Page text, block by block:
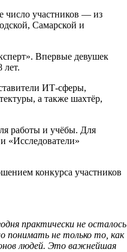
число участников — из
Самарской и
Впервые девушек
лет.
ИТ-сферы,
а также шахтёр,
работы и учёбы. Для
«Исследователи»
конкурса участников
практически не осталось
понимать не только то, как
людей. Это важнейшая